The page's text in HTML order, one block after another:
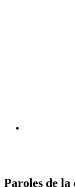
Paroles de la